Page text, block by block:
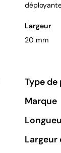
Largeur
20 mm
Type
Marque
Largeur